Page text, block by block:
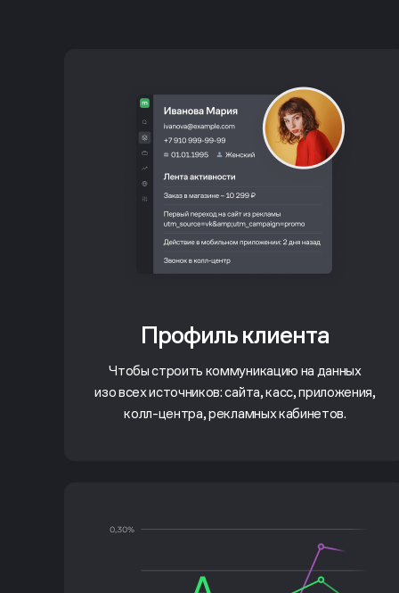
Профиль клиента
Чтобы строить коммуникацию на данных
изо всех источников: сайта, касс, приложения,
колл-центра, рекламных кабинетов.